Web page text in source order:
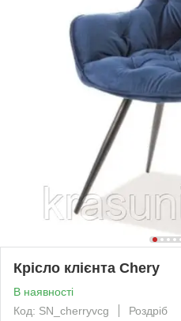
Крісло клієнта Chery
В наявності
Код: SN_cherryvcg
Роздріб